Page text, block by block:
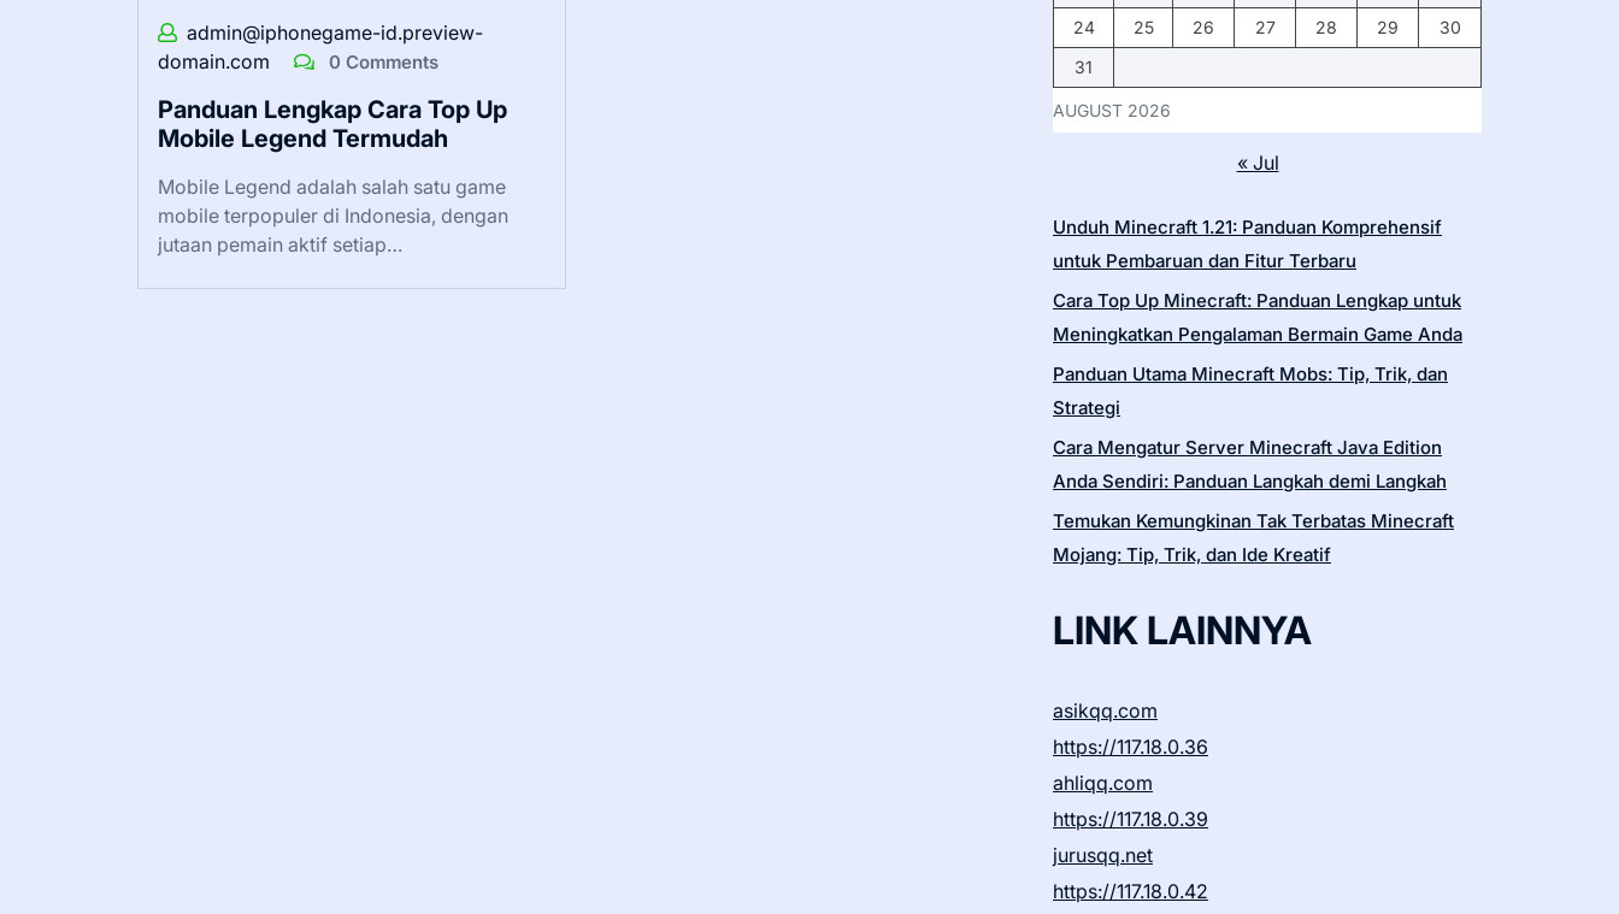
admin@iphonegame-id.preview-
domain.com
0 Comments
Panduan Lengkap Cara Top Up
Mobile Legend Termudah
Mobile Legend adalah salah satu game
mobile terpopuler di Indonesia, dengan
jutaan pemain aktif setiap…
AUGUST 2026
24
25 26 27 28 29
30
31
« Jul
Unduh Minecraft 1.21: Panduan Komprehensif
untuk Pembaruan dan Fitur Terbaru
Cara Top Up Minecraft: Panduan Lengkap untuk
Meningkatkan Pengalaman Bermain Game Anda
Panduan Utama Minecraft Mobs: Tip, Trik, dan
Strategi
Cara Mengatur Server Minecraft Java Edition
Anda Sendiri: Panduan Langkah demi Langkah
Temukan Kemungkinan Tak Terbatas Minecraft
Mojang: Tip, Trik, dan Ide Kreatif
LINK LAINNYA
asikqq.com
https://117.18.0.36
ahliqq.com
https://117.18.0.39
jurusqq.net
https://117.18.0.42